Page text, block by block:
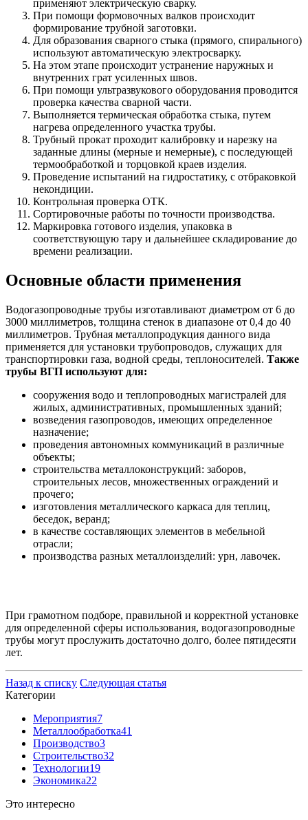
применяют электрическую сварку.
При помощи формовочных валков происходит
формирование трубной заготовки.
Для образования сварного стыка (прямого, спирального)
используют автоматическую электросварку.
На этом этапе происходит устранение наружных и
внутренних грат усиленных швов.
При помощи ультразвукового оборудования проводится
проверка качества сварной части.
Выполняется термическая обработка стыка, путем
нагрева определенного участка трубы.
Трубный прокат проходит калибровку и нарезку на
заданные длины (мерные и немерные), с последующей
термообработкой и торцовкой краев изделия.
Проведение испытаний на гидростатику, с отбраковкой
некондиции.
Контрольная проверка ОТК.
Сортировочные работы по точности производства.
Маркировка готового изделия, упаковка в
соответствующую тару и дальнейшее складирование до
времени реализации.
Основные области применения
Водогазопроводные трубы изготавливают диаметром от 6 до
3000 миллиметров, толщина стенок в диапазоне от 0,4 до 40
миллиметров. Трубная металлопродукция данного вида
применяется для установки трубопроводов, служащих для
транспортировки газа, водной среды, теплоносителей. Также
трубы ВГП используют для:
сооружения водо и теплопроводных магистралей для
жилых, административных, промышленных зданий;
возведения газопроводов, имеющих определенное
назначение;
проведения автономных коммуникаций в различные
объекты;
строительства металлоконструкций: заборов,
строительных лесов, множественных ограждений и
прочего;
изготовления металлического каркаса для теплиц,
беседок, веранд;
в качестве составляющих элементов в мебельной
отрасли;
производства разных металлоизделий: урн, лавочек.
При грамотном подборе, правильной и корректной установке
для определенной сферы использования, водогазопроводные
трубы могут прослужить достаточно долго, более пятидесяти
лет.
Назад к списку Следующая статья
Категории
Мероприятия7
Металлообработка41
Производство3
Строительство32
Технологии19
Экономика22
Это интересно